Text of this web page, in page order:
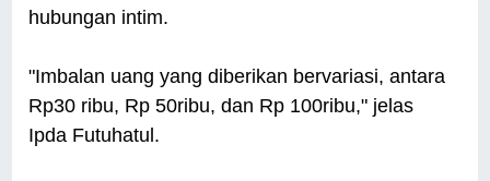
hubungan intim.
"Imbalan uang yang diberikan bervariasi, antara
Rp30 ribu, Rp 50ribu, dan Rp 100ribu," jelas
Ipda Futuhatul.